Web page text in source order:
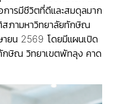
ารมีชีวิตที่ดีและสมดุลมาก
ภามหาวิทยาลัยทักษิณ
ยน 2569 โดยมีแผนเปิด
กษิณ วิทยาเขตพัทลุง คาด